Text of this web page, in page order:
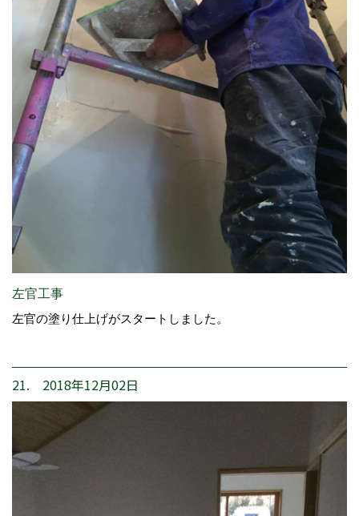
左官工事
左官の塗り仕上げがスタートしました。
21. 2018年12月02日